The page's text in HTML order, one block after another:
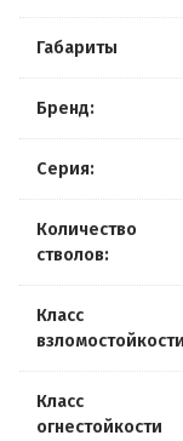
Габариты
Бренд:
Серия:
Количество
стволов:
Класс
взломостойкости
Класс
огнестойкости